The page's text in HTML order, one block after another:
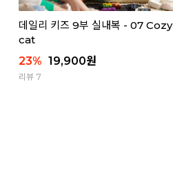
데일리 키즈 9부 실내복 - 07 Cozy
cat
23% 19,900원
리뷰 7